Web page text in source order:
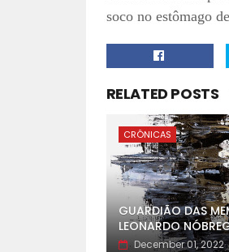
soco no estômago
RELATED POSTS
CRÔNICAS
GUARDIÃO DAS
LEONARDO
December 01, 2022